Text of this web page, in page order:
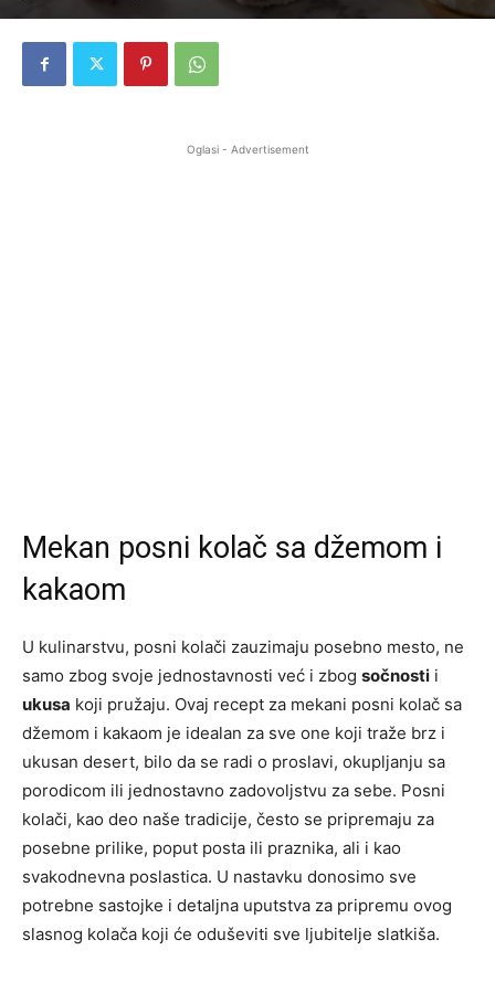
Oglasi - Advertisement
Mekan posni kolač sa džemom i
kakaom
U kulinarstvu, posni kolači zauzimaju posebno mesto, ne
samo zbog svoje jednostavnosti već i zbog sočnosti i
ukusa koji pružaju. Ovaj recept za mekani posni kolač sa
džemom i kakaom je idealan za sve one koji traže brz i
ukusan desert, bilo da se radi o proslavi, okupljanju sa
porodicom ili jednostavno zadovoljstvu za sebe. Posni
kolači, kao deo naše tradicije, često se pripremaju za
posebne prilike, poput posta ili praznika, ali i kao
svakodnevna poslastica. U nastavku donosimo sve
potrebne sastojke i detaljna uputstva za pripremu ovog
slasnog kolača koji će oduševiti sve ljubitelje slatkiša.